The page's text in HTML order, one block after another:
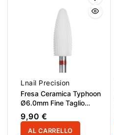
Lnail Precision
Fresa Ceramica Typhoon
Ø6.0mm Fine Taglio
Longitudinale LL 14.5mm
L/R
9,90 €
AL CARRELLO